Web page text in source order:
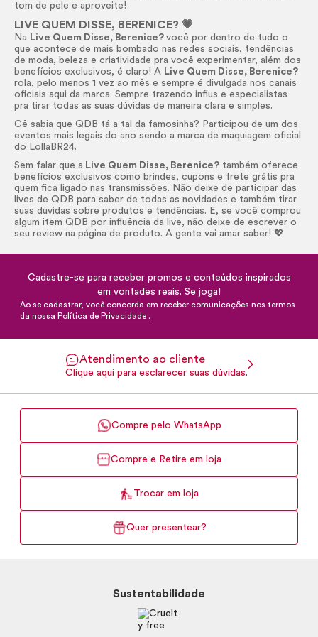
tom de pele e aproveite!
LIVE QUEM DISSE, BERENICE? 💗
Na Live Quem Disse, Berenice?você por dentro de tudo o
que acontece de mais bombado nas redes sociais, tendências
de moda, beleza e criatividade pra você experimentar, além dos
benefícios exclusivos, é claro! A Live Quem Disse, Berenice?
rola, pelo menos 1 vez ao mês e sempre é divulgada nos canais
oficiais aqui da marca. Sempre trazendo influs e especialistas
pra tirar todas as suas dúvidas de maneira clara e simples.
Cê sabia que QDB tá a tal da famosinha? Participou de um dos
eventos mais legais do ano sendo a marca de maquiagem oficial
do LollaBR24.
Sem falar que a Live Quem Disse, Berenice? também oferece
benefícios exclusivos como brindes, cupons e frete grátis pra
quem fica ligado nas transmissões. Não deixe de participar das
lives de QDB para saber de todas as novidades e também tirar
suas dúvidas sobre produtos e tendências. E, se você comprou
algum item QDB por influência da live, não deixe de escrever o
seu review na página de produto. A gente vai amar saber! 💖
Cadastre-se para receber promos e conteúdos inspirados
em vontades reais. Se joga!
Ao se cadastrar, você concorda em receber comunicações nos termos
da nossa Política de Privacidade .
Atendimento ao cliente
Clique aqui para esclarecer suas dúvidas.
Compre pelo WhatsApp
Compre e Retire em loja
Trocar em loja
Quer presentear?
Sustentabilidade